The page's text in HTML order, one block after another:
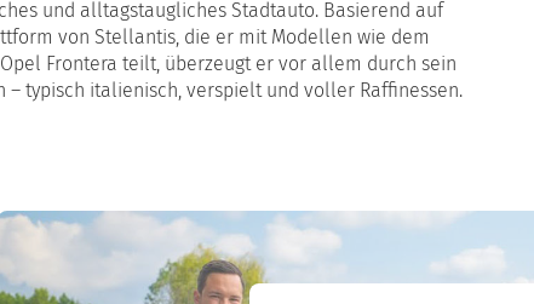
und alltagstaugliches Stadtauto. Basierend auf
von Stellantis, die er mit Modellen wie dem
Frontera teilt, überzeugt er vor allem durch sein
– typisch italienisch, verspielt und voller Raffinessen.